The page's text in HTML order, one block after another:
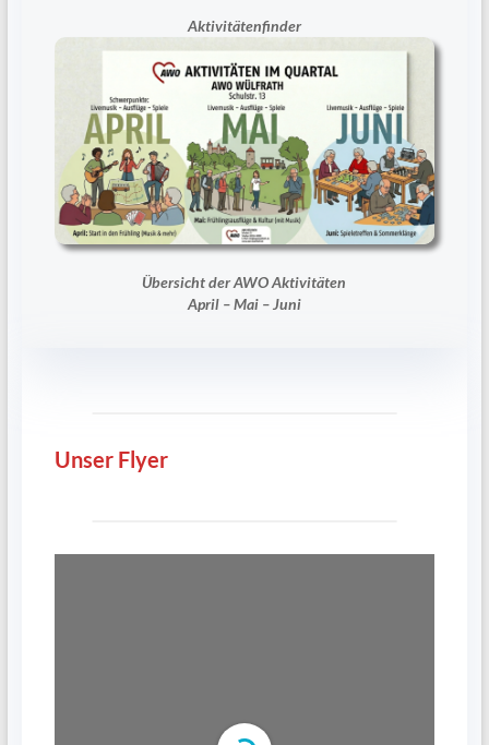
Aktivitätenfinder
Übersicht der AWO Aktivitäten
April – Mai – Juni
Unser Flyer